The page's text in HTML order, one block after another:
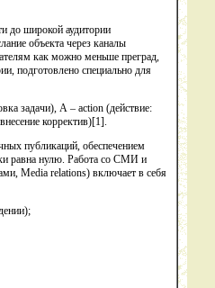
до широкой аудитории
объекта через каналы
как можно меньше преград,
подготовлено специально для
задачи), А – action (действие:
корректив)[1].
публикаций, обеспечением
равна нулю. Работа со СМИ и
Media relations) включает в себя